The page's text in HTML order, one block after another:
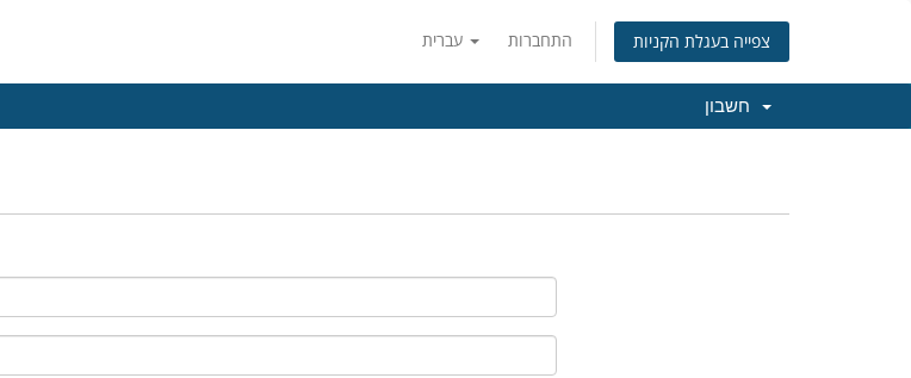
התחברות צפייה בעגלת הקניות